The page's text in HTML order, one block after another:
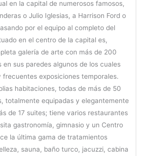
en la capital de numerosos famosos,
o Julio Iglesias, a Harrison Ford o
por el equipo al completo del
en el centro de la capital es,
galería de arte con más de 200
en sus paredes algunos de los cuales
exposiciones temporales.
habitaciones, todas de más de 50
totalmente equipadas y elegantemente
de 17 suites; tiene varios restaurantes
gastronomía, gimnasio y un Centro
la última gama de tratamientos
sauna, baño turco, jacuzzi, cabina